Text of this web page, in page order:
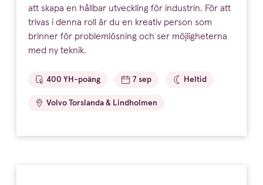
att skapa en hållbar utveckling för industrin. För att
trivas i denna roll är du en kreativ person som
brinner för problemlösning och ser möjligheterna
med ny teknik.
400 YH-poäng 7 sep Heltid
Volvo Torslanda & Lindholmen